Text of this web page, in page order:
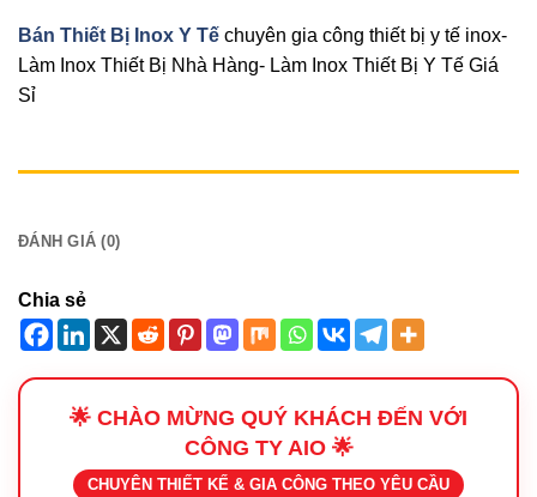
Bán Thiết Bị Inox Y Tế chuyên gia công thiết bị y tế inox-
Làm Inox Thiết Bị Nhà Hàng- Làm Inox Thiết Bị Y Tế Giá
Sỉ
ĐÁNH GIÁ (0)
Chia sẻ
🌟 CHÀO MỪNG QUÝ KHÁCH ĐẾN VỚI
CÔNG TY AIO 🌟
CHUYÊN THIẾT KẾ & GIA CÔNG THEO YÊU CẦU